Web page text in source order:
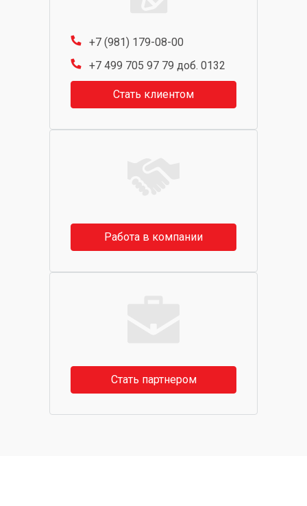
+7 (981) 179-08-00
+7 499 705 97 79 доб. 0132
Стать клиентом
Работа в компании
Стать партнером